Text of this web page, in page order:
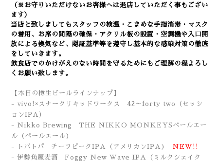
（※お守りいただけないお客様へは退店していただく事もござい
ます）
当店と致しましてもスタッフの検温・こまめな手指消毒・マスク
の着用、 お席の間隔の確保・アクリル板の設置・空調機や入口開
放による換気など、認証基準等を遵守し基本的な感染対策の徹底
をしていきます。
飲食店でのかけがえのない時間を守るためにもご理解の程よろし
くお願い致します。
【本日の樽生ビールラインナップ】
- vivo!×スナークリキッドワークス 42～forty two（セッシ
ョンIPA）
- Nikko Brewing THE NIKKO MONKEYSペールエー
ル（ペールエール)
- トパトパ チーフピークIPA
（アメリカンIPA ) NEW!!
- 伊勢角屋麦酒 Foggy New Wave IPA
（ミルクシェイク